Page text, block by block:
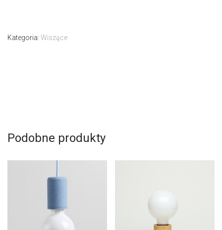
Kategoria: Wiszące
Podobne produkty